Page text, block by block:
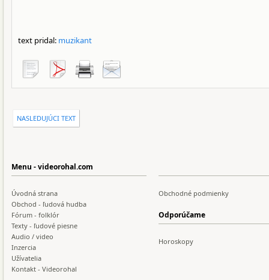
text pridal: muzikant
NASLEDUJÚCI TEXT
Menu - videorohal.com
Úvodná strana
Obchod - ľudová hudba
Fórum - folklór
Texty - ľudové piesne
Audio / video
Inzercia
Užívatelia
Kontakt - Videorohal
Obchodné podmienky
Odporúčame
Horoskopy